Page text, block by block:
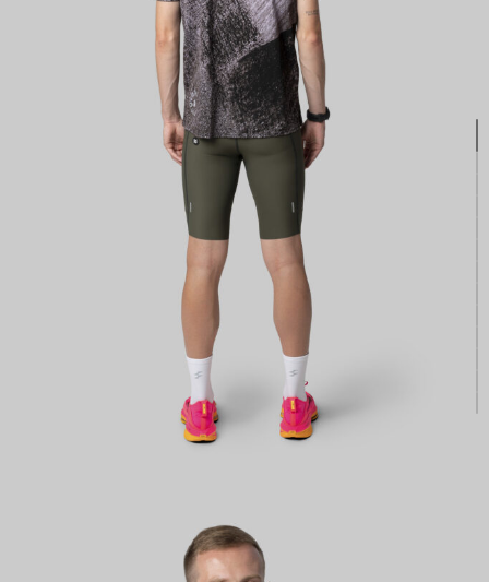
ПРОИЗВОДИМ ОДЕЖДУ ДЛЯ ВЕЛОСПОРТА, ТРИАТЛОНА И БЕГА.